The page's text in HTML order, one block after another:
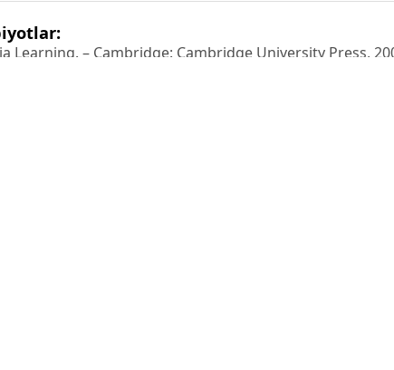
Learning. – Cambridge: Cambridge University Press,